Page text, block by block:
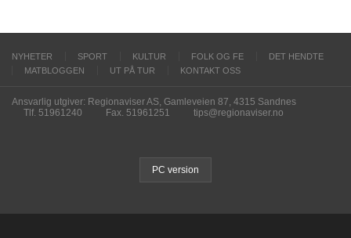
NYHETER SPORT KULTUR FOLK OG FE
DET HENDTE
MATBLOGGEN
UT PÅ TUR KONTAKT OSS
Ansvarlig utgiver: Regionaviser AS, Gamleveien 87, 4315 Sandnes
Tlf. 51961240
Fax. 51961251 tips@regionaviser.no
PC version